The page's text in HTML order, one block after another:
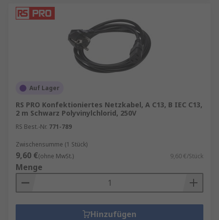
Auf Lager
RS PRO Konfektioniertes Netzkabel, A C13, B IEC C13,
2 m Schwarz Polyvinylchlorid, 250V
RS Best.-Nr. 771-789
Zwischensumme (1 Stück)
9,60 €(ohne MwSt.) 9,60 €/Stück
Menge
Hinzufügen